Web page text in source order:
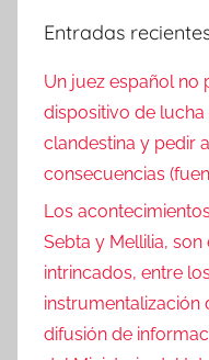
Entradas
Un juez español no
dispositivo de
clandestina y pedir
consecuencias
Los
Sebta y Mellilia,
intrincados, entre
instrumentalización
difusión de